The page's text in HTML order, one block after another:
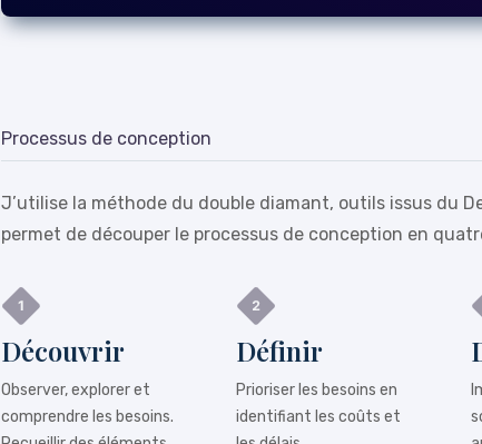
Processus de conception
J’utilise la méthode du double diamant, outils issus du
permet de découper le processus de conception en
Découvrir
Observer, explorer et
comprendre les besoins.
Définir
Prioriser les besoins en
identifiant les coûts et